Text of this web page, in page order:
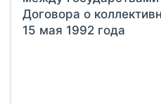
Договора о
15 мая 1992 года